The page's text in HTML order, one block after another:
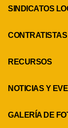
SINDICATOS
CONTRATISTAS
RECURSOS
NOTICIAS Y
GALERÍA DE